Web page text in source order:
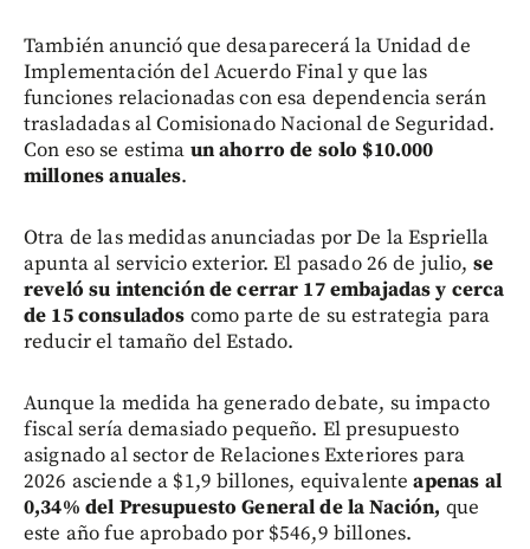
También anunció que desaparecerá la Unidad de
Implementación del Acuerdo Final y que las
funciones relacionadas con esa dependencia serán
trasladadas al Comisionado Nacional de Seguridad.
Con eso se estima un ahorro de solo $10.000
millones anuales.
Otra de las medidas anunciadas por De la Espriella
apunta al servicio exterior. El pasado 26 de julio, se
reveló su intención de cerrar 17 embajadas y cerca
de 15 consulados como parte de su estrategia para
reducir el tamaño del Estado.
Aunque la medida ha generado debate, su impacto
fiscal sería demasiado pequeño. El presupuesto
asignado al sector de Relaciones Exteriores para
2026 asciende a $1,9 billones, equivalenteapenas al
0,34% del Presupuesto General de la Nación, que
este año fue aprobado por $546,9 billones.